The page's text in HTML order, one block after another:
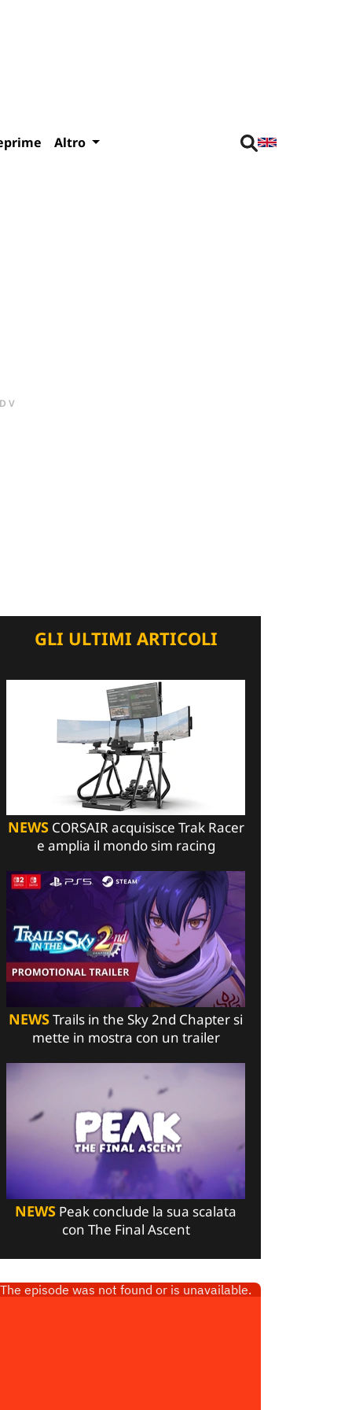
Altro
GLI ULTIMI ARTICOLI
NEWSCORSAIR acquisisce Trak Racer
e amplia il mondo sim racing
NEWSTrails in the Sky 2nd Chapter si
mette in mostra con un trailer
NEWS Peak conclude la sua scalata
con The Final Ascent